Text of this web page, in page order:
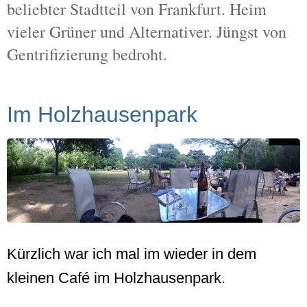
beliebter Stadtteil von Frankfurt. Heim
vieler Grüner und Alternativer. Jüngst von
Gentrifizierung bedroht.
Im Holzhausenpark
Kürzlich war ich mal im wieder in dem
kleinen Café im Holzhausenpark.